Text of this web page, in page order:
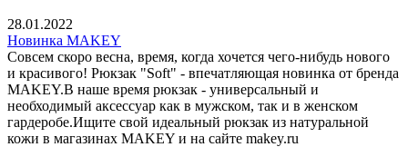
28.01.2022
Новинка MAKEY
Совсем скоро весна, время, когда хочется чего-нибудь нового
и красивого! Рюкзак "Soft" - впечатляющая новинка от бренда
MAKEY.В наше время рюкзак - универсальный и
необходимый аксессуар как в мужском, так и в женском
гардеробе.Ищите свой идеальный рюкзак из натуральной
кожи в магазинах MAKEY и на сайте makey.ru